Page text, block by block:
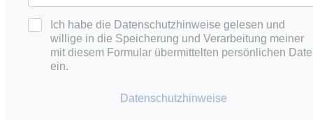
Ich habe die Datenschutzhinweise gelesen und
willige in die Speicherung und Verarbeitung meiner
mit diesem Formular übermittelten persönlichen
ein.
Datenschutzhinweise